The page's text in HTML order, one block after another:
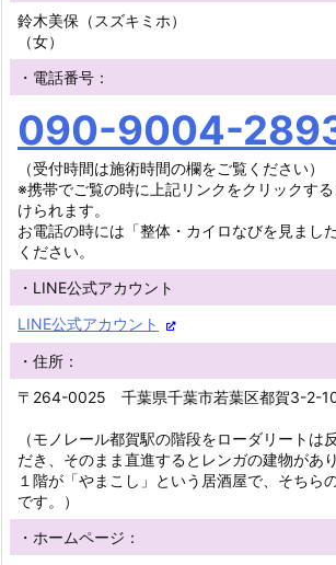
鈴木美保（スズキミホ）
（女）
・電話番号：
090-9004-
（受付時間は施術時間の欄をご覧ください）
※携帯でご覧の時に上記リンクをクリックす
けられます。
お電話の時には「整体・カイロなびを見まし
ください。
・LINE公式アカウント
LINE公式アカウント
・住所：
〒264-0025 千葉県千葉市若葉区都賀3-2-
（モノレール都賀駅の階段をローダリートは
だき、そのまま直進するとレンガの建物があり
１階が「やまこし」という居酒屋で、そちら
です。）
・ホームページ：